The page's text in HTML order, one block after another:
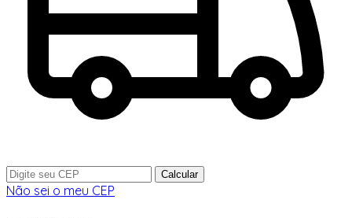
Calcular
Não sei o meu CEP